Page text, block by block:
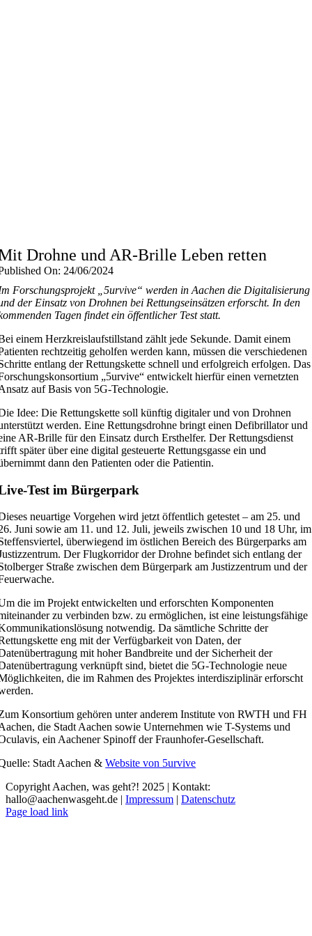
Drohne und AR-Brille Leben retten
On: 24/06/2024
Forschungsprojekt „5urvive“ werden in Aachen die Digitalisierung
der Einsatz von Drohnen bei Rettungseinsätzen erforscht. In den
Tagen findet ein öffentlicher Test statt.
einem Herzkreislaufstillstand zählt jede Sekunde. Damit einem
rechtzeitig geholfen werden kann, müssen die verschiedenen
entlang der Rettungskette schnell und erfolgreich erfolgen. Das
„5urvive“ entwickelt hierfür einen vernetzten
auf Basis von 5G-Technologie.
Idee: Die Rettungskette soll künftig digitaler und von Drohnen
werden. Eine Rettungsdrohne bringt einen Defibrillator und
AR-Brille für den Einsatz durch Ersthelfer. Der Rettungsdienst
später über eine digital gesteuerte Rettungsgasse ein und
dann den Patienten oder die Patientin.
Test im Bürgerpark
neuartige Vorgehen wird jetzt öffentlich getestet – am 25. und
Juni sowie am 11. und 12. Juli, jeweils zwischen 10 und 18 Uhr, im
überwiegend im östlichen Bereich des Bürgerparks am
Der Flugkorridor der Drohne befindet sich entlang der
Straße zwischen dem Bürgerpark am Justizzentrum und der
die im Projekt entwickelten und erforschten Komponenten
zu verbinden bzw. zu ermöglichen, ist eine leistungsfähige
notwendig. Da sämtliche Schritte der
eng mit der Verfügbarkeit von Daten, der
mit hoher Bandbreite und der Sicherheit der
verknüpft sind, bietet die 5G-Technologie neue
die im Rahmen des Projektes interdisziplinär erforscht
Konsortium gehören unter anderem Institute von RWTH und FH
die Stadt Aachen sowie Unternehmen wie T-Systems und
ein Aachener Spinoff der Fraunhofer-Gesellschaft.
Stadt Aachen &Website von 5urvive
Copyright Aachen, was geht?! 2025 | Kontakt:
hallo@aachenwasgeht.de | Impressum | Datenschutz
Instagram
LinkedIn
Tiktok
YouTube
Page load link